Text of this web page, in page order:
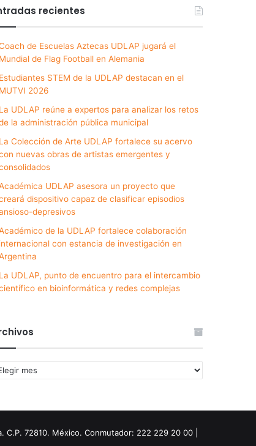
recientes
de Escuelas Aztecas UDLAP jugará el
Mundial de Flag Football en Alemania
Estudiantes STEM de la UDLAP destacan en el
MUTVI 2026
La UDLAP reúne a expertos para analizar los retos
la administración pública municipal
La Colección de Arte UDLAP fortalece su acervo
nuevas obras de artistas emergentes y
UDLAP asesora un proyecto que
dispositivo capaz de clasificar episodios
depresivos
de la UDLAP fortalece colaboración
internacional con estancia de investigación en
La UDLAP, punto de encuentro para el intercambio
en bioinformática y redes complejas
72810. México. Conmutador: 222 229 20 00 |